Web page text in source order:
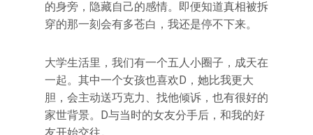
的身旁，隐藏自己的感情。即便知道真相被拆
穿的那一刻会有多苍白，我还是停不下来。
大学生活里，我们有一个五人小圈子，成天在
一起。其中一个女孩也喜欢D，她比我更大
胆，会主动送巧克力、找他倾诉，也有很好的
家世背景。D与当时的女友分手后，和我的好